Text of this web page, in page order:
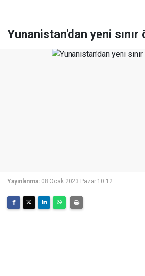
Yunanistan'dan yeni sınır
Yayınlanma: 08 Ocak 2023 Pazar 10:12